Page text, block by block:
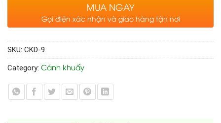
MUA NGAY
Gọi điện xác nhận và giao hàng tận nơi
SKU: CKD-9
Category: Cánh khuấy